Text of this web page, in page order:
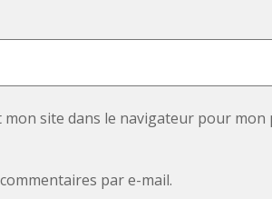
site dans le navigateur pour mon
par e-mail.